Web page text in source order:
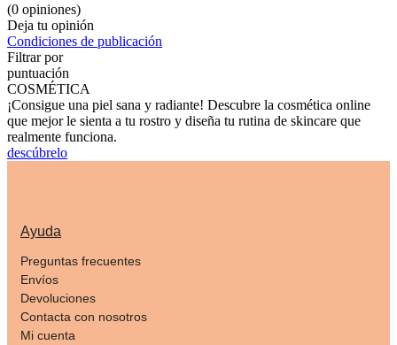
(0 opiniones)
Deja tu opinión
Condiciones de publicación
Filtrar por
puntuación
COSMÉTICA
¡Consigue una piel sana y radiante! Descubre la cosmética online
que mejor le sienta a tu rostro y diseña tu rutina de skincare que
realmente funciona.
descúbrelo
Ayuda
Preguntas frecuentes
Envíos
Devoluciones
Contacta con nosotros
Mi cuenta